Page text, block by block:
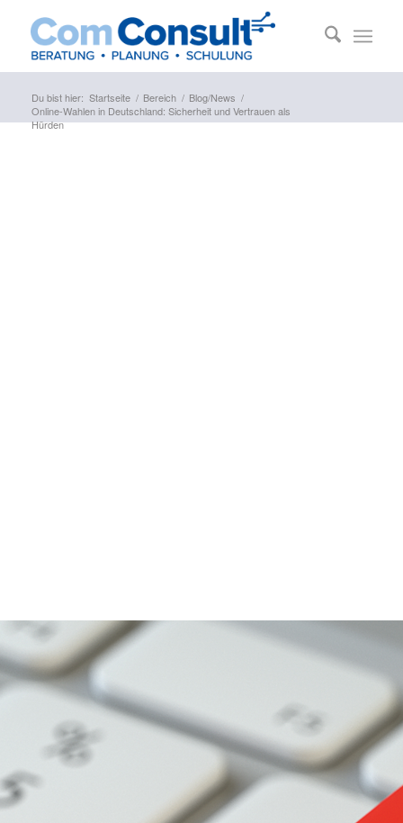
Du bist hier: Startseite / Bereich / Blog/News /
Online-Wahlen in Deutschland: Sicherheit und Vertrauen als
Hürden